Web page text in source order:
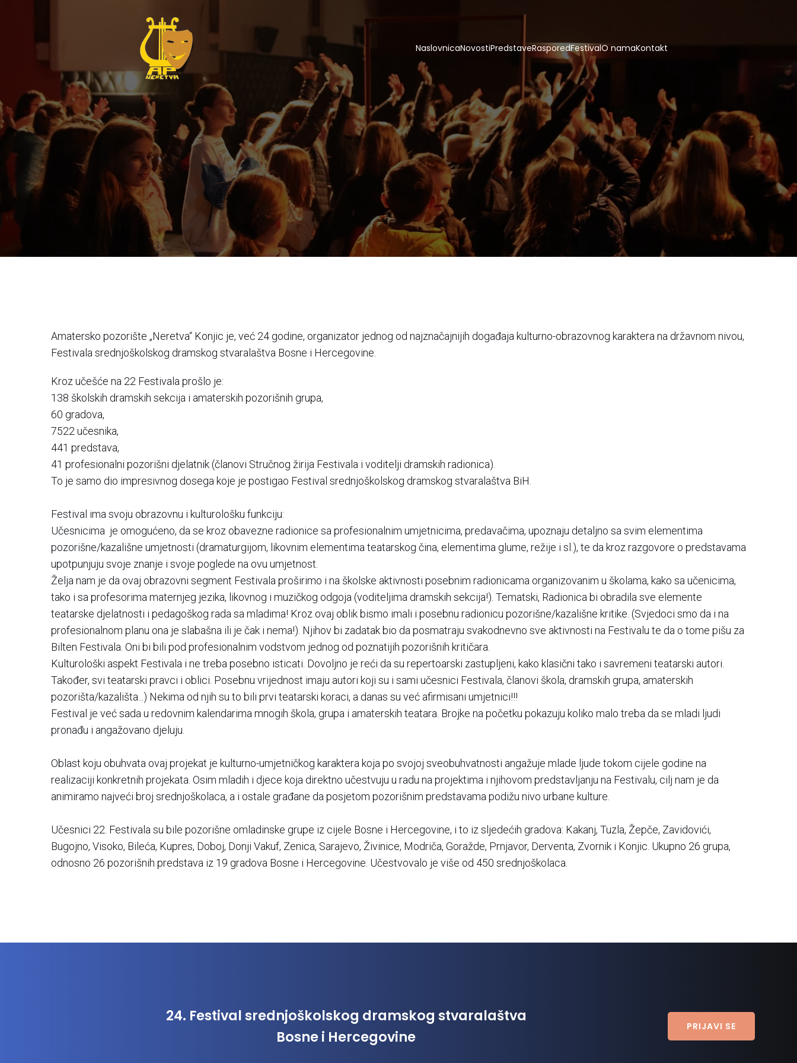
NaslovnicaNovostiPredstaveRasporedFestivalO namaKontakt
Amatersko pozorište „Neretva“ Konjic je, već 24 godine, organizator jednog od najznačajnijih događaja kulturno-obrazovnog karaktera na državnom nivou,
Festivala srednjoškolskog dramskog stvaralaštva Bosne i Hercegovine.
Kroz učešće na 22 Festivala prošlo je:
138 školskih dramskih sekcija i amaterskih pozorišnih grupa,
60 gradova,
7522 učesnika,
441 predstava,
41 profesionalni pozorišni djelatnik (članovi Stručnog žirija Festivala i voditelji dramskih radionica).
To je samo dio impresivnog dosega koje je postigao Festival srednjoškolskog dramskog stvaralaštva BiH.
Festival ima svoju obrazovnu i kulturološku funkciju:
Učesnicima je omogućeno, da se kroz obavezne radionice sa profesionalnim umjetnicima, predavačima, upoznaju detaljno sa svim elementima
pozorišne/kazališne umjetnosti (dramaturgijom, likovnim elementima teatarskog čina, elementima glume, režije i sl.), te da kroz razgovore o predstavama
upotpunjuju svoje znanje i svoje poglede na ovu umjetnost.
Želja nam je da ovaj obrazovni segment Festivala proširimo i na školske aktivnosti posebnim radionicama organizovanim u školama, kako sa učenicima,
tako i sa profesorima maternjeg jezika, likovnog i muzičkog odgoja (voditeljima dramskih sekcija!). Tematski, Radionica bi obradila sve elemente
teatarske djelatnosti i pedagoškog rada sa mladima! Kroz ovaj oblik bismo imali i posebnu radionicu pozorišne/kazališne kritike. (Svjedoci smo da i na
profesionalnom planu ona je slabašna ili je čak i nema!). Njihov bi zadatak bio da posmatraju svakodnevno sve aktivnosti na Festivalu te da o tome pišu za
Bilten Festivala. Oni bi bili pod profesionalnim vodstvom jednog od poznatijih pozorišnih kritičara.
Kulturološki aspekt Festivala i ne treba posebno isticati. Dovoljno je reći da su repertoarski zastupljeni, kako klasični tako i savremeni teatarski autori.
Također, svi teatarski pravci i oblici. Posebnu vrijednost imaju autori koji su i sami učesnici Festivala, članovi škola, dramskih grupa, amaterskih
pozorišta/kazališta...) Nekima od njih su to bili prvi teatarski koraci, a danas su već afirmisani umjetnici!!!
Festival je već sada u redovnim kalendarima mnogih škola, grupa i amaterskih teatara. Brojke na početku pokazuju koliko malo treba da se mladi ljudi
pronađu i angažovano djeluju.
Oblast koju obuhvata ovaj projekat je kulturno-umjetničkog karaktera koja po svojoj sveobuhvatnosti angažuje mlade ljude tokom cijele godine na
realizaciji konkretnih projekata. Osim mladih i djece koja direktno učestvuju u radu na projektima i njihovom predstavljanju na Festivalu, cilj nam je da
animiramo najveći broj srednjoškolaca, a i ostale građane da posjetom pozorišnim predstavama podižu nivo urbane kulture.
Učesnici 22. Festivala su bile pozorišne omladinske grupe iz cijele Bosne i Hercegovine, i to iz sljedećih gradova: Kakanj, Tuzla, Žepče, Zavidovići,
Bugojno, Visoko, Bileća, Kupres, Doboj, Donji Vakuf, Zenica, Sarajevo, Živinice, Modriča, Goražde, Prnjavor, Derventa, Zvornik i Konjic. Ukupno 26 grupa,
odnosno 26 pozorišnih predstava iz 19 gradova Bosne i Hercegovine. Učestvovalo je više od 450 srednjoškolaca.
24. Festival srednjoškolskog dramskog stvaralaštva
Bosne i Hercegovine
PRIJAVI SE